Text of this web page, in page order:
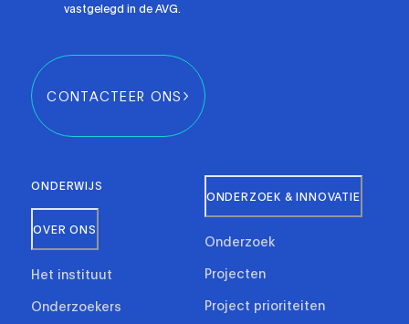
vastgelegd in de AVG.
CONTACTEER ONS
ONDERWIJS
OVER ONS
Het instituut
Onderzoekers
ONDERZOEK & INNOVATIE
Onderzoek
Projecten
Project prioriteiten